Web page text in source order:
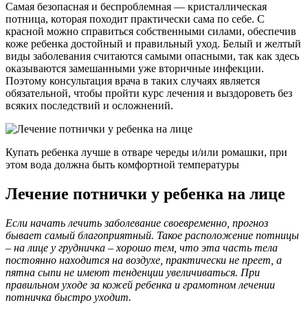
Самая безопасная и беспроблемная — кристаллическая
потница, которая походит практически сама по себе. С
красной можно справиться собственными силами, обеспечив
коже ребенка достойный и правильный уход. Белый и желтый
виды заболевания считаются самыми опасными, так как здесь
оказываются замешанными уже вторичные инфекции.
Поэтому консультация врача в таких случаях является
обязательной, чтобы пройти курс лечения и выздороветь без
всяких последствий и осложнений.
Купать ребенка лучше в отваре череды и/или ромашки, при
этом вода должна быть комфортной температуры
Лечение потнички у ребенка на лице
Если начать лечить заболевание своевременно, прогноз
бывает самый благоприятный. Такое расположение потницы
– на лице у грудничка – хорошо тем, что эта часть тела
постоянно находится на воздухе, практически не преет, а
пятна сыпи не имеют тенденции увеличиваться. При
правильном уходе за кожей ребенка и грамотном лечении
потничка быстро уходит.